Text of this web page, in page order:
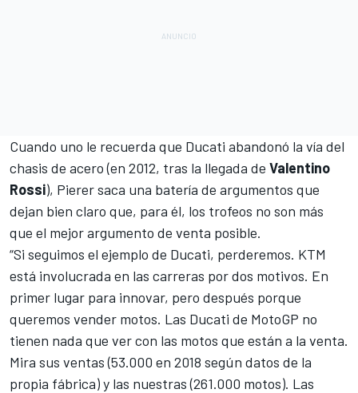
Cuando uno le recuerda que Ducati abandonó la vía del
chasis de acero (en 2012, tras la llegada de Valentino
Rossi), Pierer saca una batería de argumentos que
dejan bien claro que, para él, los trofeos no son más
que el mejor argumento de venta posible.
“Si seguimos el ejemplo de Ducati, perderemos. KTM
está involucrada en las carreras por dos motivos. En
primer lugar para innovar, pero después porque
queremos vender motos. Las Ducati de MotoGP no
tienen nada que ver con las motos que están a la venta.
Mira sus ventas (53.000 en 2018 según datos de la
propia fábrica) y las nuestras (261.000 motos). Las